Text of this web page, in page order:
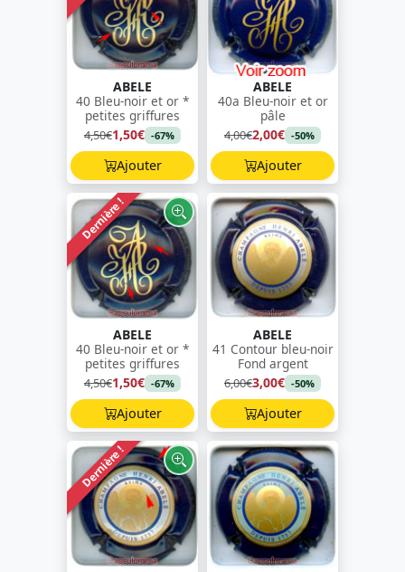
ABELE
40 Bleu-noir et or *
petites griffures
4,50€1,50€ -67%
Ajouter
ABELE
40a Bleu-noir et or
pâle
4,00€2,00€ -50%
Ajouter
Dernière !
ABELE
40 Bleu-noir et or *
petites griffures
4,50€1,50€ -67%
Ajouter
ABELE
41 Contour bleu-noir
Fond argent
6,00€3,00€ -50%
Ajouter
Dernière !